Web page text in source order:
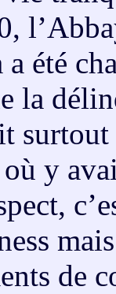
a été
la
y
de